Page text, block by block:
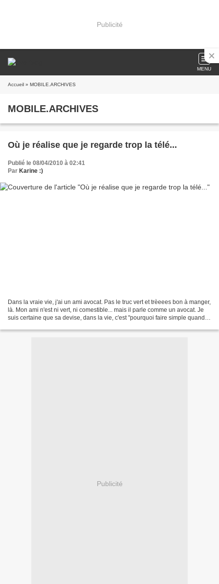
Publicité
MENU
Accueil » MOBILE.ARCHIVES
MOBILE.ARCHIVES
Où je réalise que je regarde trop la télé...
Publié le 08/04/2010 à 02:41
Par Karine :)
Dans la vraie vie, j'ai un ami avocat. Pas le truc vert et trèeees bon à manger,
là. Mon ami n'est ni vert, ni comestible... mais il parle comme un avocat. Je
suis certaine que sa devise, dans la vie, c'est "pourquoi faire simple quand
Publicité